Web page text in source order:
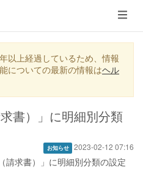
メ
ニ
ュ
ー
以上経過しているため、情報
についての最新の情報はヘル
書）」に明細別分類
お知らせ 2023-02-12 07:16
請求書）」に明細別分類の設定